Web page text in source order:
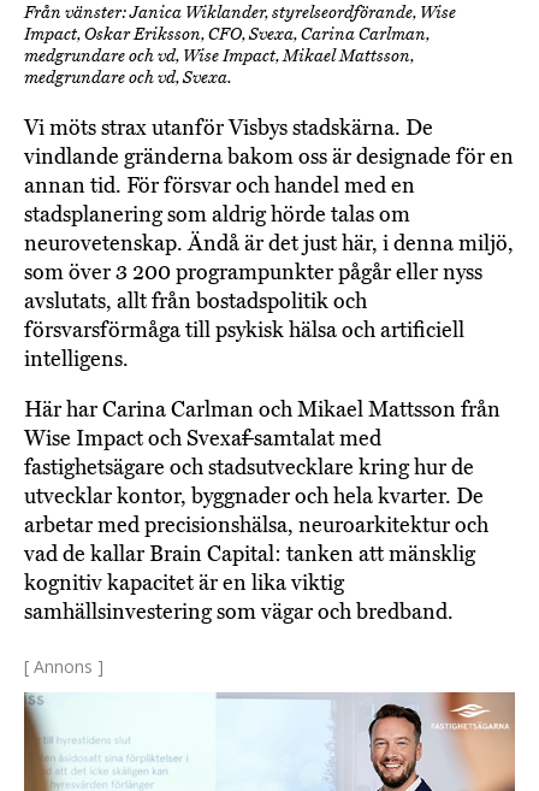
Från vänster: Janica Wiklander, styrelseordförande, Wise
Impact, Oskar Eriksson, CFO, Svexa, Carina Carlman,
medgrundare och vd, Wise Impact, Mikael Mattsson,
medgrundare och vd, Svexa.
Vi möts strax utanför Visbys stadskärna. De
vindlande gränderna bakom oss är designade för en
annan tid. För försvar och handel med en
stadsplanering som aldrig hörde talas om
neurovetenskap. Ändå är det just här, i denna miljö,
som över 3 200 programpunkter pågår eller nyss
avslutats, allt från bostadspolitik och
försvarsförmåga till psykisk hälsa och artificiell
intelligens.
Här har Carina Carlman och Mikael Mattsson från
Wise Impact och Svexafsamtalat med
fastighetsägare och stadsutvecklare kring hur de
utvecklar kontor, byggnader och hela kvarter. De
arbetar med precisionshälsa, neuroarkitektur och
vad de kallar Brain Capital: tanken att mänsklig
kognitiv kapacitet är en lika viktig
samhällsinvestering som vägar och bredband.
[ Annons ]